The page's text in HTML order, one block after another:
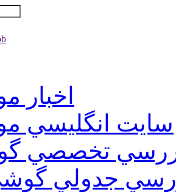
اخبار
سايت انگليسي
تخصصي
جدولي